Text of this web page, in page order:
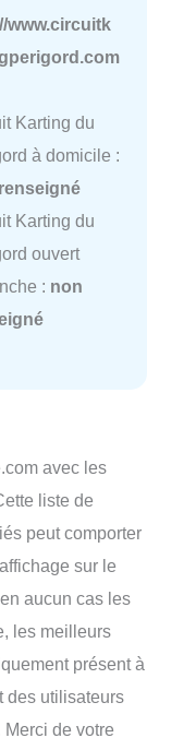
www.circuitk
Karting du
à domicile :
Karting du
ouvert
: non
avec les
liste de
peut comporter
sur le
aucun cas les
les meilleurs
présent à
des utilisateurs
de votre